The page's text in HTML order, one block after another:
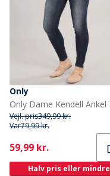
Only
Vejl. pris349,99 kr.
Var79,99 kr.
Current
59,99 kr.
Halv pris eller mindre